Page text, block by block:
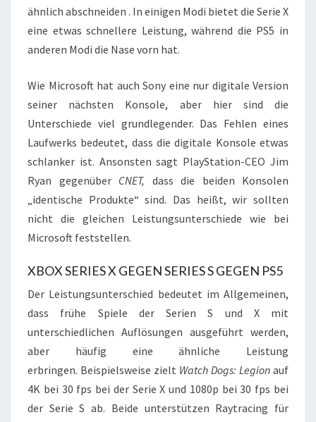
ähnlich abschneiden . In einigen Modi bietet die Serie X
eine etwas schnellere Leistung, während die PS5 in
anderen Modi die Nase vorn hat.
Wie Microsoft hat auch Sony eine nur digitale Version
seiner nächsten Konsole, aber hier sind die
Unterschiede viel grundlegender. Das Fehlen eines
Laufwerks bedeutet, dass die digitale Konsole etwas
schlanker ist. Ansonsten sagt PlayStation-CEO Jim
Ryan gegenüber CNET, dass die beiden Konsolen
„identische Produkte“ sind. Das heißt, wir sollten
nicht die gleichen Leistungsunterschiede wie bei
Microsoft feststellen.
XBOX SERIES X GEGEN SERIES S GEGEN PS5
Der Leistungsunterschied bedeutet im Allgemeinen,
dass frühe Spiele der Serien S und X mit
unterschiedlichen Auflösungen ausgeführt werden,
aber häufig eine ähnliche Leistung
erbringen. Beispielsweise zielt Watch Dogs: Legion auf
4K bei 30 fps bei der Serie X und 1080p bei 30 fps bei
der Serie S ab. Beide unterstützen Raytracing für